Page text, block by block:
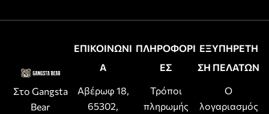
Στο Gangsta
Bear
ΕΠΙΚΟΙΝΩΝΙ
Α
Αβέρωφ 18,
65302,
ΠΛΗΡΟΦΟΡΙ
ΕΣ
Τρόποι
πληρωμής
ΕΞΥΠΗΡΕΤΗ
ΣΗ ΠΕΛΑΤΩΝ
Ο
λογαριασμός